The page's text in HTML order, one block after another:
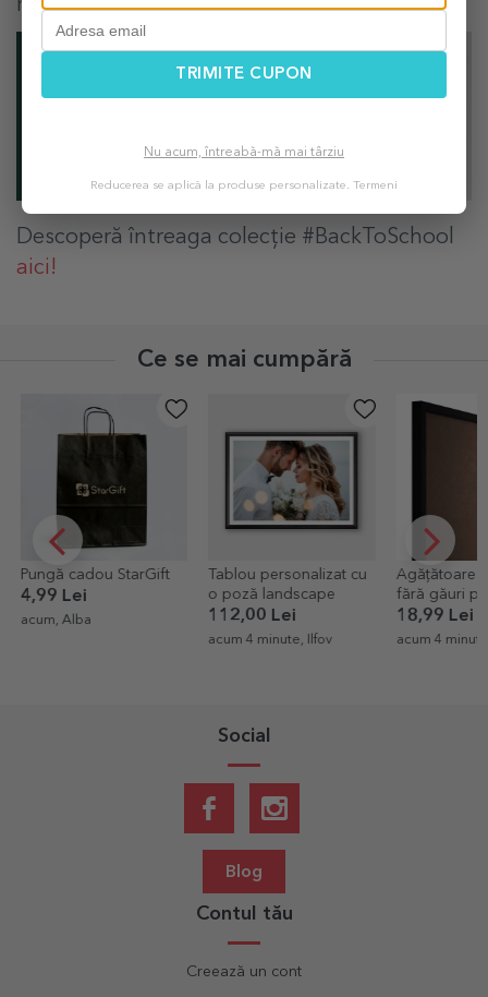
magnetic.
Descoperă întreaga colecție #BackToSchool
aici!
Ce se mai cumpără
Tablou personalizat cu
o poză landscape
112,00 Lei
Agățătoare de perete
fără găuri pentru rame,
tablouri, canvas
18,99 Lei
acum 4 minute, Ilfov
Printare
bucăți
10x12cm
19,00 Lei
acum 5
Social
Blog
Contul tău
Creează un cont
TRIMITE CUPON
Nu acum, întreabă-mă mai târziu
Reducerea se aplică la produse personalizate. Termeni